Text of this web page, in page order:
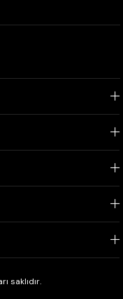
saklıdır.